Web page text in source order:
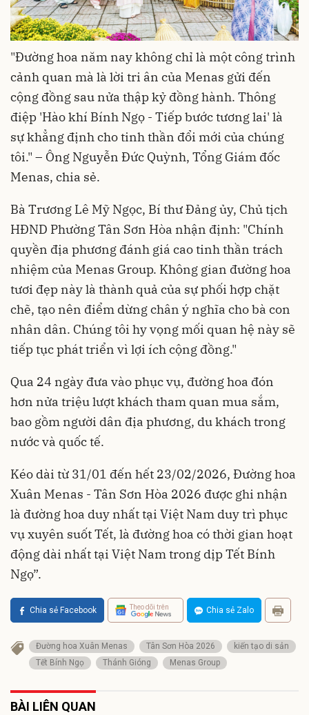
"Đường hoa năm nay không chỉ là một công trình
cảnh quan mà là lời tri ân của Menas gửi đến
cộng đồng sau nửa thập kỷ đồng hành. Thông
điệp 'Hào khí Bính Ngọ - Tiếp bước tương lai' là
sự khẳng định cho tinh thần đổi mới của chúng
tôi." – Ông Nguyễn Đức Quỳnh, Tổng Giám đốc
Menas, chia sẻ.
Bà Trương Lê Mỹ Ngọc, Bí thư Đảng ủy, Chủ tịch
HĐND Phường Tân Sơn Hòa nhận định: "Chính
quyền địa phương đánh giá cao tinh thần trách
nhiệm của Menas Group. Không gian đường hoa
tươi đẹp này là thành quả của sự phối hợp chặt
chẽ, tạo nên điểm dừng chân ý nghĩa cho bà con
nhân dân. Chúng tôi hy vọng mối quan hệ này sẽ
tiếp tục phát triển vì lợi ích cộng đồng."
Qua 24 ngày đưa vào phục vụ, đường hoa đón
hơn nửa triệu lượt khách tham quan mua sắm,
bao gồm người dân địa phương, du khách trong
nước và quốc tế.
Kéo dài từ 31/01 đến hết 23/02/2026, Đường hoa
Xuân Menas - Tân Sơn Hòa 2026 được ghi nhận
là đường hoa duy nhất tại Việt Nam duy trì phục
vụ xuyên suốt Tết, là đường hoa có thời gian hoạt
động dài nhất tại Việt Nam trong dịp Tết Bính
Ngọ”.
Chia sẻ Facebook Theo dõi trên Chia sẻ Zalo
Đường hoa Xuân Menas Tân Sơn Hòa 2026
kiến tạo di sản
Tết Bính Ngọ
Thánh Gióng Menas Group
BÀI LIÊN QUAN